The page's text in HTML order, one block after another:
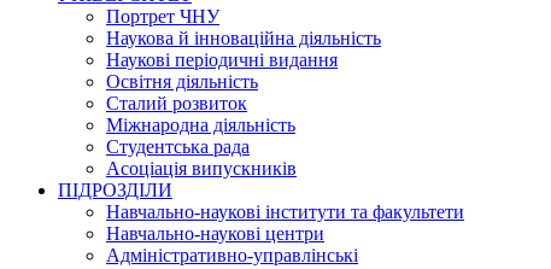
Портрет ЧНУ
Наукова й інноваційна діяльність
Наукові періодичні видання
Освітня діяльність
Сталий розвиток
Міжнародна діяльність
Студентська рада
Асоціація випускників
ПІДРОЗДІЛИ
Навчально-наукові інститути та факультети
Навчально-наукові центри
Адміністративно-управлінські